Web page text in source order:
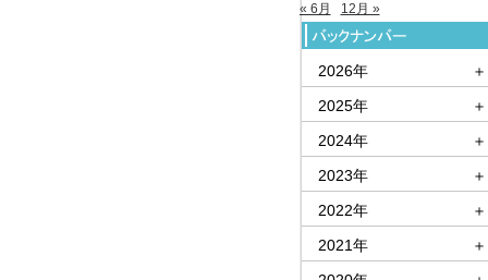
« 6月 12月 »
2026年
＋
2025年
＋
2024年
＋
2023年
＋
2022年
＋
2021年
＋